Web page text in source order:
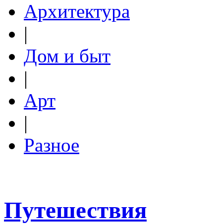
Архитектура
|
Дом и быт
|
Арт
|
Разное
Путешествия